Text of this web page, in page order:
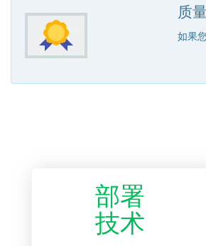
质
如果
部署
技术